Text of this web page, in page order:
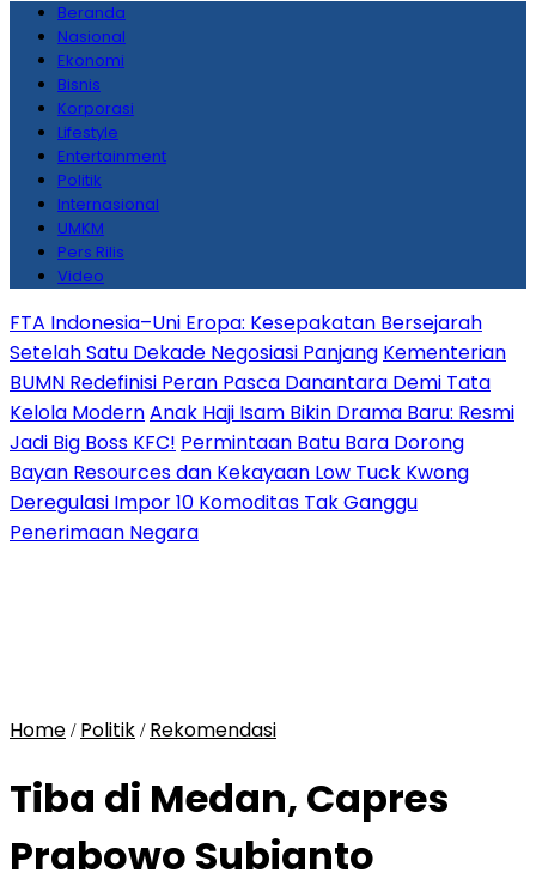
Beranda
Nasional
Ekonomi
Bisnis
Korporasi
Lifestyle
Entertainment
Politik
Internasional
UMKM
Pers Rilis
Video
FTA Indonesia–Uni Eropa: Kesepakatan Bersejarah
Setelah Satu Dekade Negosiasi Panjang Kementerian
BUMN Redefinisi Peran Pasca Danantara Demi Tata
Kelola ModernAnak Haji Isam Bikin Drama Baru: Resmi
Jadi Big Boss KFC! Permintaan Batu Bara Dorong
Bayan Resources dan Kekayaan Low Tuck Kwong
Deregulasi Impor 10 Komoditas Tak Ganggu
Penerimaan Negara
Home / Politik / Rekomendasi
Tiba di Medan, Capres
Prabowo Subianto